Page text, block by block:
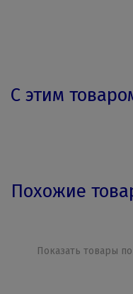
С этим
Похожие
Показать товары